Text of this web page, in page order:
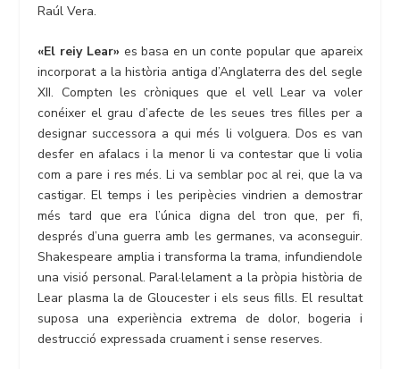
Raúl Vera.
«El reiy Lear» es basa en un conte popular que apareix
incorporat a la història antiga d’Anglaterra des del segle
XII. Compten les cròniques que el vell Lear va voler
conéixer el grau d’afecte de les seues tres filles per a
designar successora a qui més li volguera. Dos es van
desfer en afalacs i la menor li va contestar que li volia
com a pare i res més. Li va semblar poc al rei, que la va
castigar. El temps i les peripècies vindrien a demostrar
més tard que era l’única digna del tron que, per fi,
després d’una guerra amb les germanes, va aconseguir.
Shakespeare amplia i transforma la trama, infundiendole
una visió personal. Paral·lelament a la pròpia història de
Lear plasma la de Gloucester i els seus fills. El resultat
suposa una experiència extrema de dolor, bogeria i
destrucció expressada cruament i sense reserves.